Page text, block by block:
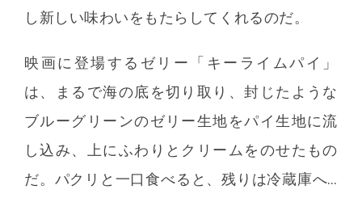
し新しい味わいをもたらしてくれるのだ。
映画に登場するゼリー「キーライムパイ」
は、まるで海の底を切り取り、封じたような
ブルーグリーンのゼリー生地をパイ生地に流
し込み、上にふわりとクリームをのせたもの
だ。パクリと一口食べると、残りは冷蔵庫へ…